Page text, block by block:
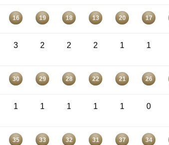
16 19 18 13 20 17
3 2 2 2 1 1
30 29 28 22 21 26
1 1 1 1 1 0
35 33 32 31 37 34